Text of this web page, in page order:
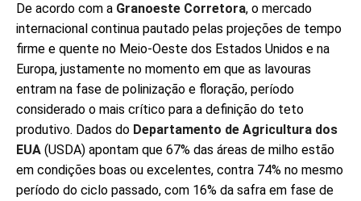
De acordo com a Granoeste Corretora, o mercado
internacional continua pautado pelas projeções de tempo
firme e quente no Meio-Oeste dos Estados Unidos e na
Europa, justamente no momento em que as lavouras
entram na fase de polinização e floração, período
considerado o mais crítico para a definição do teto
produtivo. Dados do Departamento de Agricultura dos
EUA (USDA) apontam que 67% das áreas de milho estão
em condições boas ou excelentes, contra 74% no mesmo
período do ciclo passado, com 16% da safra em fase de